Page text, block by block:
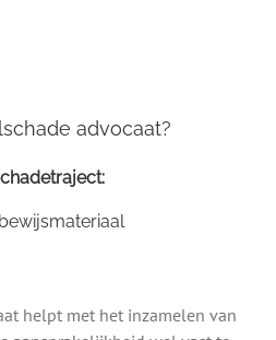
advocaat?
helpt met het inzamelen van